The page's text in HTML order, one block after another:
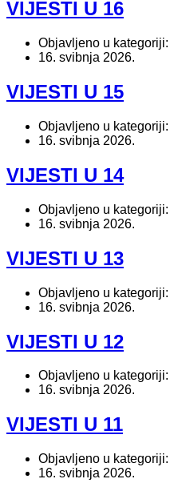
VIJESTI U 16
Objavljeno u kategoriji:
16. svibnja 2026.
VIJESTI U 15
Objavljeno u kategoriji:
16. svibnja 2026.
VIJESTI U 14
Objavljeno u kategoriji:
16. svibnja 2026.
VIJESTI U 13
Objavljeno u kategoriji:
16. svibnja 2026.
VIJESTI U 12
Objavljeno u kategoriji:
16. svibnja 2026.
VIJESTI U 11
Objavljeno u kategoriji:
16. svibnja 2026.